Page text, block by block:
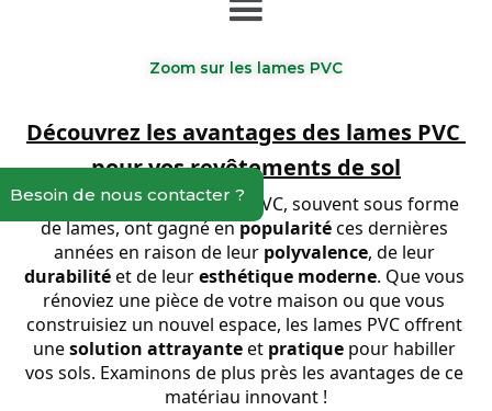
Zoom sur les lames PVC
Découvrez les avantages des lames PVC
pour vos revêtements de sol
Les revêtements de sol en PVC, souvent sous forme
de lames, ont gagné en popularité ces dernières
années en raison de leur polyvalence
, de leur
durabilité et de leur esthétique moderne. Que vous
rénoviez une pièce de votre maison ou que vous
construisiez un nouvel espace, les lames PVC offrent
une solution attrayante et pratique pour habiller
vos sols. Examinons de plus près les avantages de ce
matériau innovant !
Besoin de nous contacter ?